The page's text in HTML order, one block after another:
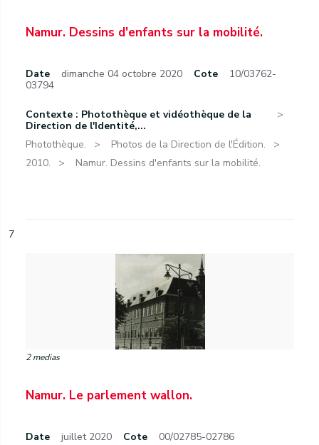
Namur. Dessins d'enfants sur la mobilité.
Date dimanche 04 octobre 2020 Cote
10/03762-
03794
Contexte : Photothèque et vidéothèque de la
Direction de l'Identité,...
Photothèque.
Photos de la Direction de l'Édition.
2010.
Namur. Dessins d'enfants sur la mobilité.
7
2 medias
Namur. Le parlement wallon.
Date juillet 2020 Cote 00/02785-02786